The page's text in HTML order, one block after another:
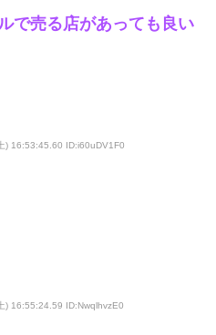
で売る店があっても良い
) 16:53:45.60 ID:i60uDV1F0
) 16:55:24.59 ID:NwqlhvzE0